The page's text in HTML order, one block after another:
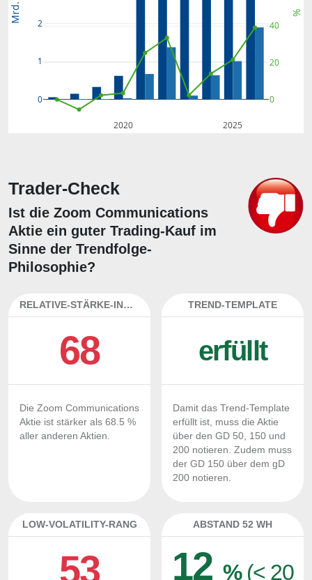
2020 2025
0
1
2
0
20
40
Mrd. %
Trader-Check
Ist die Zoom Communications
Aktie ein guter Trading-Kauf im
Sinne der Trendfolge-
Philosophie?
RELATIVE-STÄRKE-INDEX
68
Die Zoom Communications
Aktie ist stärker als 68.5 %
aller anderen Aktien.
TREND-TEMPLATE
erfüllt
Damit das Trend-Template
erfüllt ist, muss die Aktie
über den GD 50, 150 und
200 notieren. Zudem muss
der GD 150 über dem gD
200 notieren.
LOW-VOLATILITY-RANG
53
ABSTAND 52 WH
12% (< 20